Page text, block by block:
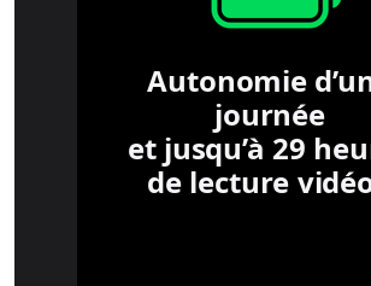
Autonomie
journée
et jusqu’à 29
de lecture